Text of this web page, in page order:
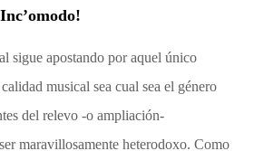
sigue apostando por aquel único
musical sea cual sea el género
del relevo -o ampliación-
maravillosamente heterodoxo. Como